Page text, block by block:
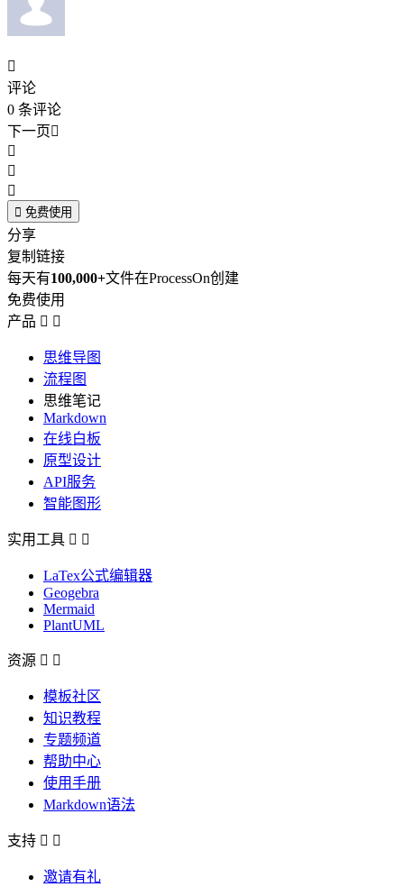

评论
0 条评论
下一页



 免费使用
分享
复制链接
每天有100,000+文件在ProcessOn创建
免费使用
产品  
思维导图
流程图
思维笔记
Markdown
在线白板
原型设计
API服务
智能图形
实用工具  
LaTex公式编辑器
Geogebra
Mermaid
PlantUML
资源  
模板社区
知识教程
专题频道
帮助中心
使用手册
Markdown语法
支持  
邀请有礼